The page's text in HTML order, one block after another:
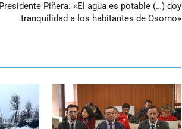
Presidente Piñera: «El agua es potable (…) doy
tranquilidad a los habitantes de Osorno»